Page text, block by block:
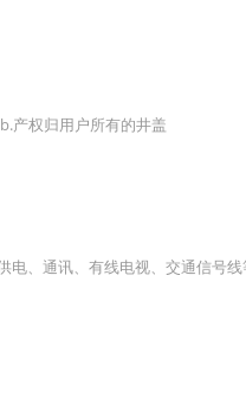
产权归用户所有的井盖
电、通讯、有线电视、交通信号